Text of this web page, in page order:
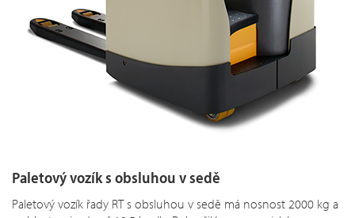
Paletový vozík s obsluhou v sedě
Paletový vozík řady RT s obsluhou v sedě má nosnost 2000 kg a